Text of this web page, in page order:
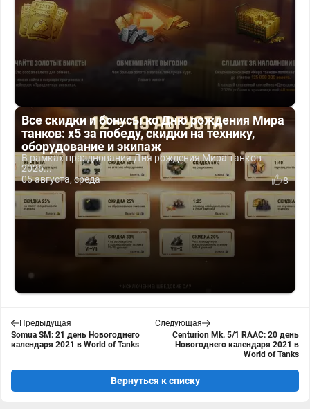
Все скидки и бонусы ко Дню рождения Мира
танков: x5 за победу, скидки на технику,
оборудование и экипаж
В рамках празднования Дня рождения Мира танков
2026...
05 августа, среда
8
Предыдущая
Somua SM: 21 день Новогоднего
календаря 2021 в World of Tanks
Следующая
Centurion Mk. 5/1 RAAC: 20 день
Новогоднего календаря 2021 в
World of Tanks
Вернуться к списку